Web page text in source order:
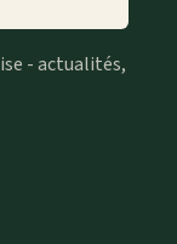
- actualités,